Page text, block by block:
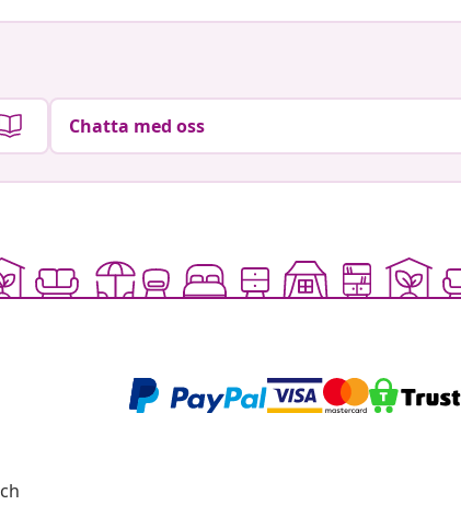
Chatta med oss